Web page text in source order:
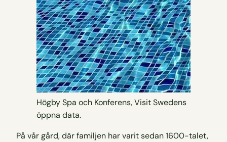
Högby Spa och Konferens, Visit Swedens
öppna data.
På vår gård, där familjen har varit sedan 1600-talet,